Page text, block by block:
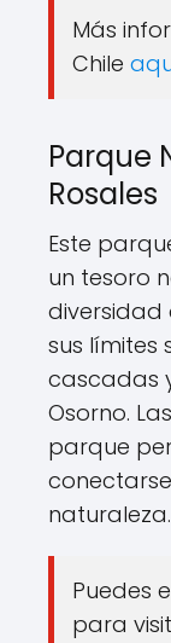
Más
Chile
Parque
Rosales
Este
un tesoro
diversidad
sus límites
cascadas
Osorno.
parque
naturaleza.
Puedes
para